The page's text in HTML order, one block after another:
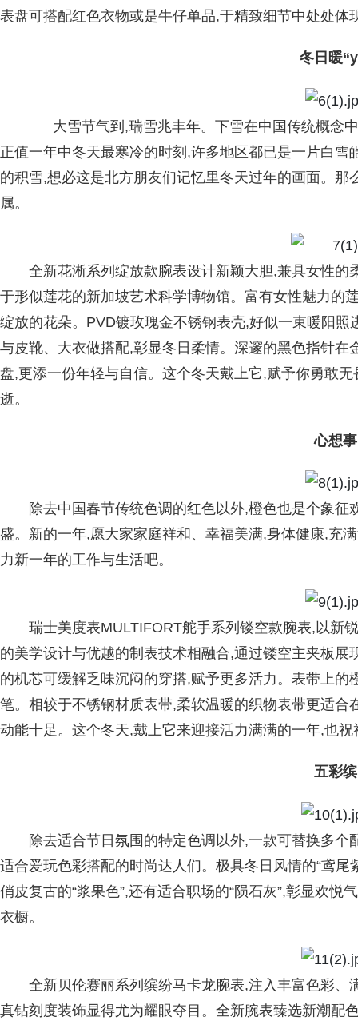
表盘可搭配红色衣物或是牛仔单品,于精致细节中处处体
冬日暖
大雪节气到,瑞雪兆丰年。下雪在中国传统概念
正值一年中冬天最寒冷的时刻,许多地区都已是一片白
的积雪,想必这是北方朋友们记忆里冬天过年的画面。
属。
全新花淅系列绽放款腕表设计新颖大胆,兼具女性
于形似莲花的新加坡艺术科学博物馆。富有女性魅力的
绽放的花朵。PVD镀玫瑰金不锈钢表壳,好似一束暖阳
与皮靴、大衣做搭配,彰显冬日柔情。深邃的黑色指针
盘,更添一份年轻与自信。这个冬天戴上它,赋予你勇敢
逝。
心想
除去中国春节传统色调的红色以外,橙色也是个象
盛。新的一年,愿大家家庭祥和、幸福美满,身体健康,充
力新一年的工作与生活吧。
瑞士美度表MULTIFORT舵手系列镂空款腕表,以新
的美学设计与优越的制表技术相融合,通过镂空主夹板
的机芯可缓解乏味沉闷的穿搭,赋予更多活力。表带上
笔。相较于不锈钢材质表带,柔软温暖的织物表带更适
动能十足。这个冬天,戴上它来迎接活力满满的一年,也祝
五彩
除去适合节日氛围的特定色调以外,一款可替换多
适合爱玩色彩搭配的时尚达人们。极具冬日风情的“鸢尾
俏皮复古的“浆果色”,还有适合职场的“陨石灰”,彰显欢
衣橱。
全新贝伦赛丽系列缤纷马卡龙腕表,注入丰富色彩
真钻刻度装饰显得尤为耀眼夺目。全新腕表臻选新潮配